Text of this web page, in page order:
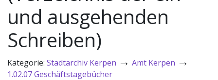
und ausgehenden
Schreiben)
Kategorie: Stadtarchiv Kerpen → Amt Kerpen →
1.02.07 Geschäftstagebücher